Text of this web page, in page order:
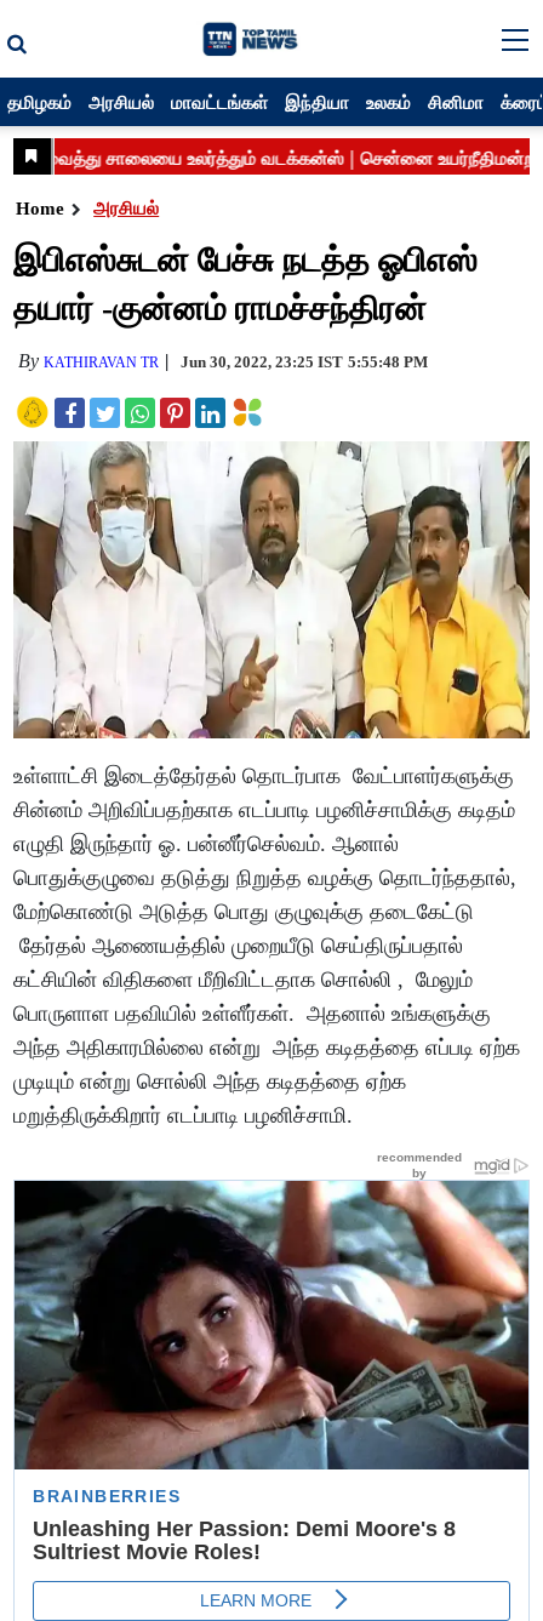
தமிழகம் அரசியல் மாவட்டங்கள் இந்தியா உலகம் சினிமா
Home அரசியல்
இபிஎஸ்சுடன் பேச்சு நடத்த ஓபிஎஸ்
தயார் -குன்னம் ராமச்சந்திரன்
ByKATHIRAVAN TR Jun 30, 2022, 23:25 IST 5:55:48 PM
உள்ளாட்சி இடைத்தேர்தல் தொடர்பாக வேட்பாளர்களுக்கு
சின்னம் அறிவிப்பதற்காக எடப்பாடி பழனிச்சாமிக்கு கடிதம்
எழுதி இருந்தார் ஓ. பன்னீர்செல்வம். ஆனால்
பொதுக்குழுவை தடுத்து நிறுத்த வழக்கு தொடர்ந்ததால்,
மேற்கொண்டு அடுத்த பொது குழுவுக்கு தடைகேட்டு
தேர்தல் ஆணையத்தில் முறையீடு செய்திருப்பதால்
கட்சியின் விதிகளை மீறிவிட்டதாக சொல்லி , மேலும்
பொருளாள பதவியில் உள்ளீர்கள். அதனால் உங்களுக்கு
அந்த அதிகாரமில்லை என்று அந்த கடிதத்தை எப்படி ஏற்க
முடியும் என்று சொல்லி அந்த கடிதத்தை ஏற்க
மறுத்திருக்கிறார் எடப்பாடி பழனிச்சாமி.